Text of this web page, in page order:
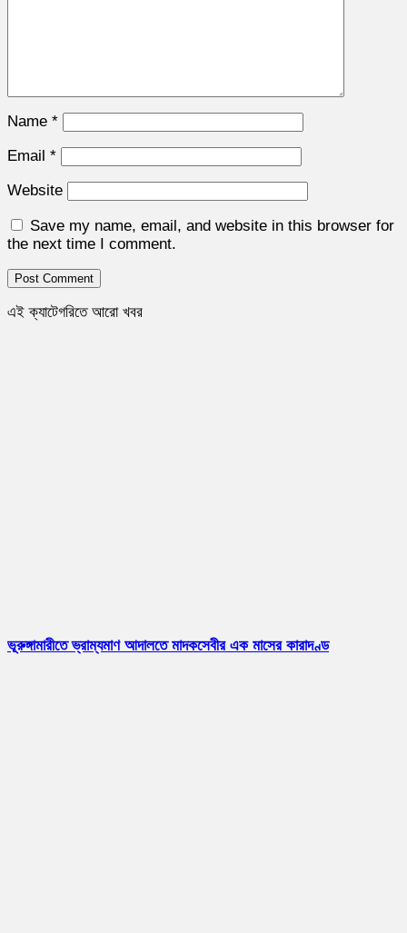
Name *
Email *
Website
Save my name, email, and website in this browser for
the next time I comment.
এই ক্যাটেগরিতে আরো খবর
ভূরুঙ্গামারীতে ভ্রাম্যমাণ আদালতে মাদকসেবীর এক মাসের কারাদণ্ড